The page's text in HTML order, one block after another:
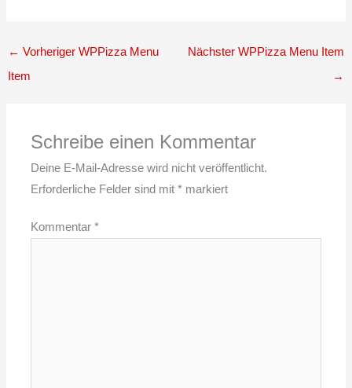
← Vorheriger WPPizza Menu
Item
Nächster WPPizza Menu Item
→
Schreibe einen Kommentar
Deine E-Mail-Adresse wird nicht veröffentlicht.
Erforderliche Felder sind mit* markiert
Kommentar*